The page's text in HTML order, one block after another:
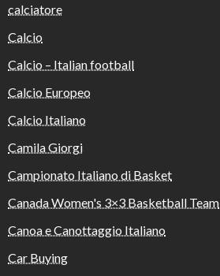
calciatore
Calcio
Calcio – Italian football
Calcio Europeo
Calcio Italiano
Camila Giorgi
Campionato Italiano di Basket
Canada Women's 3×3 Basketball Team
Canoa e Canottaggio Italiano
Car Buying